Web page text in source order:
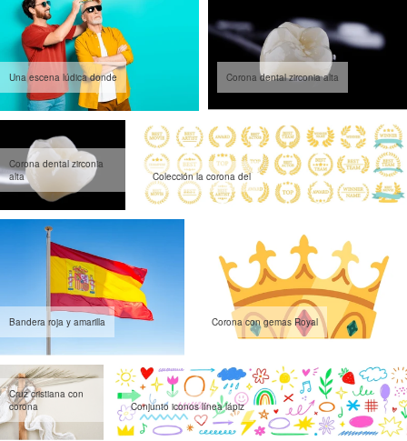
Una escena lúdica donde Corona dental zirconia alta
Corona dental zirconia
alta
Colección la corona del
Bandera roja y amarilla Corona con gemas Royal
Cruz cristiana con
corona
Conjunto iconos línea lápiz